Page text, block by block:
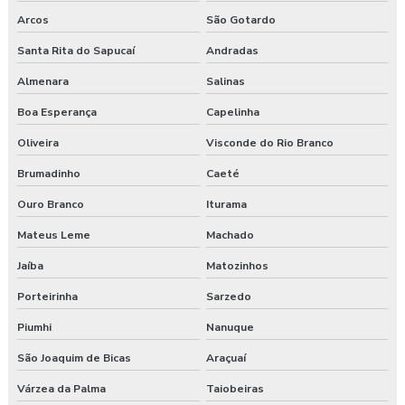
Orçamento laudo ergonômico
Pgr rural
Pgr segurança do trabalho
Pgr segurança do trabalho nr
Pgr segurança do trabalho nr 01
Pgr segurança do trabalho valor
Pgrtr nr 31
Plano de atendimento a emergência
Arcos São Gotardo
Santa Rita do Sapucaí Andradas
Almenara Salinas
Boa Esperança Capelinha
Oliveira Visconde do Rio Branco
Brumadinho Caeté
Ouro Branco Iturama
Mateus Leme Machado
Jaíba Matozinhos
Porteirinha Sarzedo
Piumhi Nanuque
São Joaquim de Bicas Araçuaí
Várzea da Palma Taiobeiras